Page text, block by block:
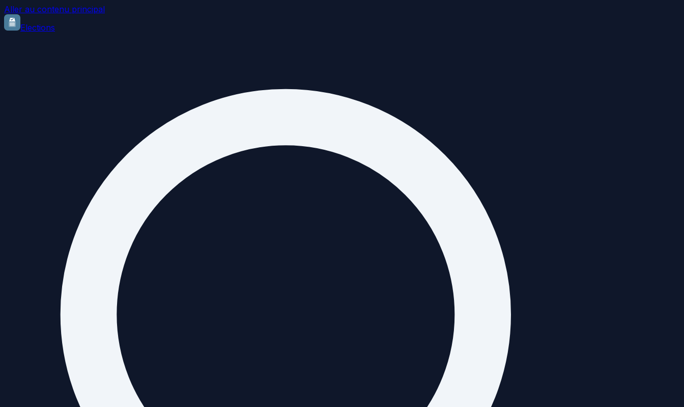
Aller au contenu principal
Elections